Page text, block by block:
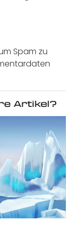
Spam zu
Artikel?